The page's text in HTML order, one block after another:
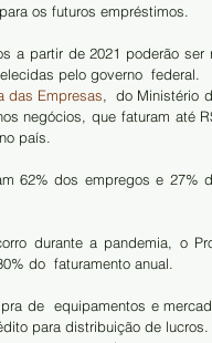
os futuros empréstimos.
a partir de 2021 poderão
pelo governo  federal.
das Empresas,  do Ministério
negócios, que faturam até
país.
durante a pandemia, o
do  faturamento anual.
de  equipamentos e
para distribuição de lucros.